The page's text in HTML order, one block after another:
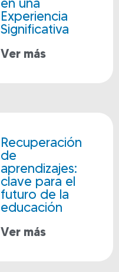
Experiencia
Significativa
Ver más
Recuperación
de
aprendizajes:
clave para el
futuro de la
educación
Ver más